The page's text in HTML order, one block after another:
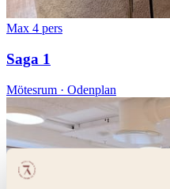
Max 4 pers
Saga 1
Mötesrum · Odenplan